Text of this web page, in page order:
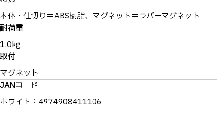
本体・仕切り＝ABS樹脂、マグネット＝ラバーマグネット
耐荷重
1.0kg
取付
マグネット
JANコード
ホワイト：4974908411106